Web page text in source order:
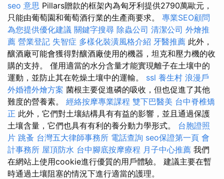
seo 意思 Pillars贈款的框架內為匈牙利提供2790萬歐元，
只能由葡萄園和葡萄酒行業的生產商要求。 專業SEO顧問
為您提供優化建議 關鍵字搜尋 除蟲公司 清潔公司 外燴推
薦 營業登記 失智症 多樣化裝潢風格介紹 牙醫推薦 此外，
釀酒廠可能會獲得對釀酒廠使用的機器，坦克和壓力機的收
購的支持。 僅用適當的水分含量才能實現離子在土壤中的
運動，並防止其在乾燥土壤中的運輸。 ssl 養生村 浪漫戶
外婚禮外燴方案 菌根主要促進磷的吸收，但也促進了其他
難度的營養素。 經絡按摩專業課程 雙下巴醫美 台中脊椎矯
正 此外，它們對土壤結構具有有益的影響，並且通過保護
土壤含量，它們也具有有利的養分動力學形式。 台胞證照
片 跳蚤 台灣五大律師事務所 電話查詢 seo保證第一頁 會
計事務所 屋頂防水 台中腳底按摩療程 月子中心推薦 我們
在網站上使用cookie進行優質的用戶體驗。 建議主要在暫
時通過土壤阻塞的情況下進行適當的護理。